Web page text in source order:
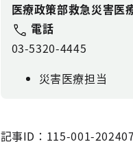
医療政策部救急災害医
電話
03-5320-4445
災害医療担当
記事ID：115-001-